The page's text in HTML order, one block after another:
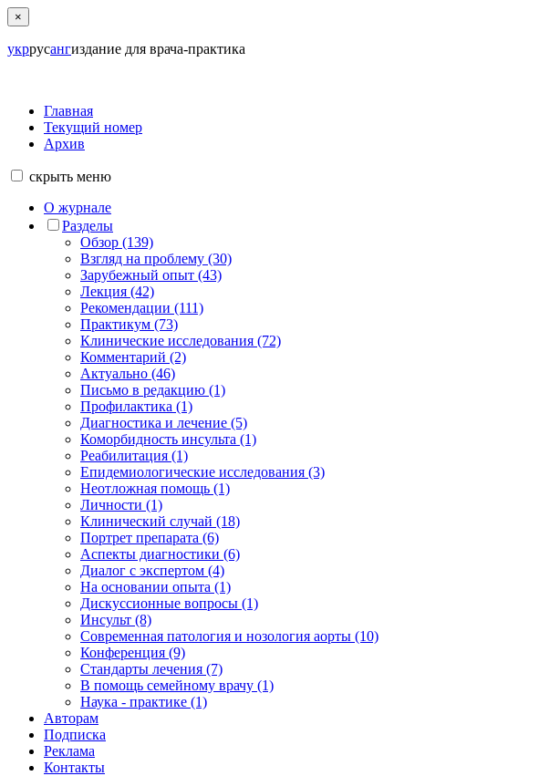
×
укррусангиздание для врача-практика
Главная
Текущий номер
Архив
скрыть меню
О журнале
Разделы
Обзор (139)
Взгляд на проблему (30)
Зарубежный опыт (43)
Лекция (42)
Рекомендации (111)
Практикум (73)
Клинические исследования (72)
Комментарий (2)
Актуально (46)
Письмо в редакцию (1)
Профилактика (1)
Диагностика и лечение (5)
Коморбидность инсульта (1)
Реабилитация (1)
Епидемиологические исследования (3)
Неотложная помощь (1)
Личности (1)
Клинический случай (18)
Портрет препарата (6)
Аспекты диагностики (6)
Диалог с экспертом (4)
На основании опыта (1)
Дискуссионные вопросы (1)
Инсульт (8)
Современная патология и нозология аорты (10)
Конференция (9)
Стандарты лечения (7)
В помощь семейному врачу (1)
Наука - практике (1)
Авторам
Подписка
Реклама
Контакты